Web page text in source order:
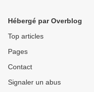
Hébergé par Overblog
Top articles
Pages
Contact
Signaler un abus